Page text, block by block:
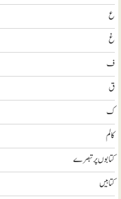
ع
غ
ف
ق
ک
کالم
کتابوں پر تبصرے
کتابيں